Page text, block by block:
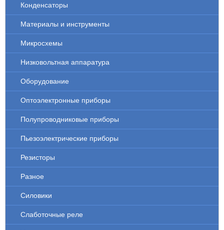
Конденсаторы
Материалы и инструменты
Микросхемы
Низковольтная аппаратура
Оборудование
Оптоэлектронные приборы
Полупроводниковые приборы
Пьезоэлектрические приборы
Резисторы
Разное
Силовики
Слаботочные реле